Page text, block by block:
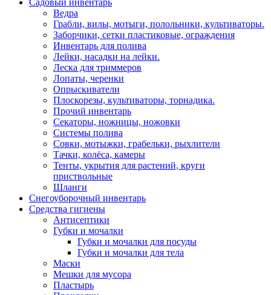
Садовый инвентарь
Ведра
Грабли, вилы, мотыги, полольники, культиваторы.
Заборчики, сетки пластиковые, ограждения
Инвентарь для полива
Лейки, насадки на лейки.
Леска для триммеров
Лопаты, черенки
Опрыскиватели
Плоскорезы, культиваторы, торнадика.
Прочий инвентарь
Секаторы, ножницы, ножовки
Системы полива
Совки, мотыжки, грабельки, рыхлители
Тачки, колёса, камеры
Тенты, укрытия для растений, круги
приствольные
Шланги
Снегоуборочный инвентарь
Средства гигиены
Антисептики
Губки и мочалки
Губки и мочалки для посуды
Губки и мочалки для тела
Маски
Мешки для мусора
Пластырь